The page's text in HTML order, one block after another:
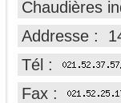
Chaudières
Addresse :
Tél :
Fax :